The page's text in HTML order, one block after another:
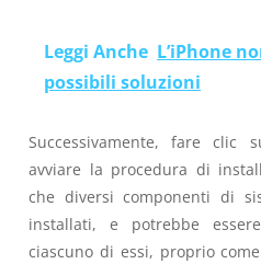
Leggi Anche L’iPhone
possibili soluzioni
Successivamente, fare clic
avviare la procedura di
che diversi componenti di
installati, e potrebbe
ciascuno di essi, proprio